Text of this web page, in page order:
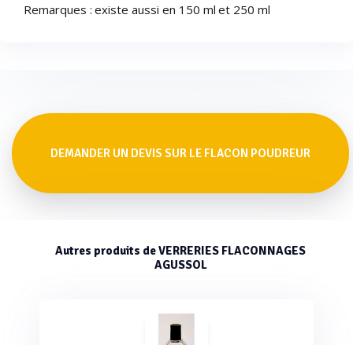
Remarques : existe aussi en 150 ml et 250 ml
DEMANDER UN DEVIS SUR LE FLACON POUDREUR
Autres produits de VERRERIES FLACONNAGES
AGUSSOL